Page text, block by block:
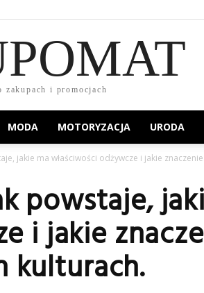
zakupach i promocjach
MODA MOTORYZACJA URODA
jakie ma właściwości odżywcze i jakie
powstaje,
i jakie
kulturach.